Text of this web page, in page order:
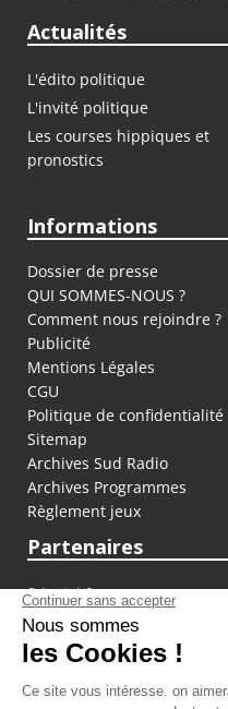
Actualités
L'édito politique
L'invité politique
Les courses hippiques et
pronostics
Informations
Dossier de presse
QUI SOMMES-NOUS ?
Comment nous rejoindre ?
Publicité
Mentions Légales
CGU
Politique de confidentialité
Sitemap
Archives Sud Radio
Archives Programmes
Règlement jeux
Partenaires
fiducial.fr
lyoncapitale.fr
olympique-et-lyonnais.com
L'application Iphone